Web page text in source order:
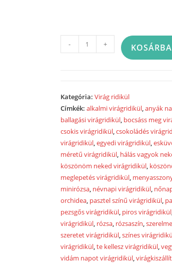
ridikül
- +
Kategória: Virág ridikül
Címkék: alkalmi virágridikül,anyák
ballagási virágridikül, bocsáss meg
csokis virágridikül,csokoládés
virágridikül,egyedi virágridikül,
méretű virágridikül, hálás vagyok
köszönöm neked virágridikül,
meglepetés virágridikül,
minirózsa, névnapi virágridikül,
orchidea, pasztel színű virágridikül,
pezsgős virágridikül, piros virágridikül
virágridikül, rózsa, rózsaszín,
szeretet virágridikül,színes
virágridikül,te kellesz virágridikül,
vidám napot virágridikül,